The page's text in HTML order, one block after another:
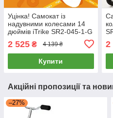
Уцінка! Самокат із
надувними колесами 14
дюймів iTrike SR2-045-1-G
2 525 ₴ 4 139 ₴
Купити
2
Акційні пропозиції та
–27%